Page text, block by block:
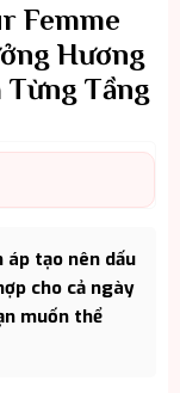
Femme
Hương
Tầng
tạo nên dấu
cho cả ngày
muốn thể